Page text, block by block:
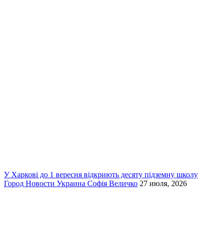
У Харкові до 1 вересня відкриють десяту підземну школу
Город Новости Украина Софія Величко 27 июля, 2026